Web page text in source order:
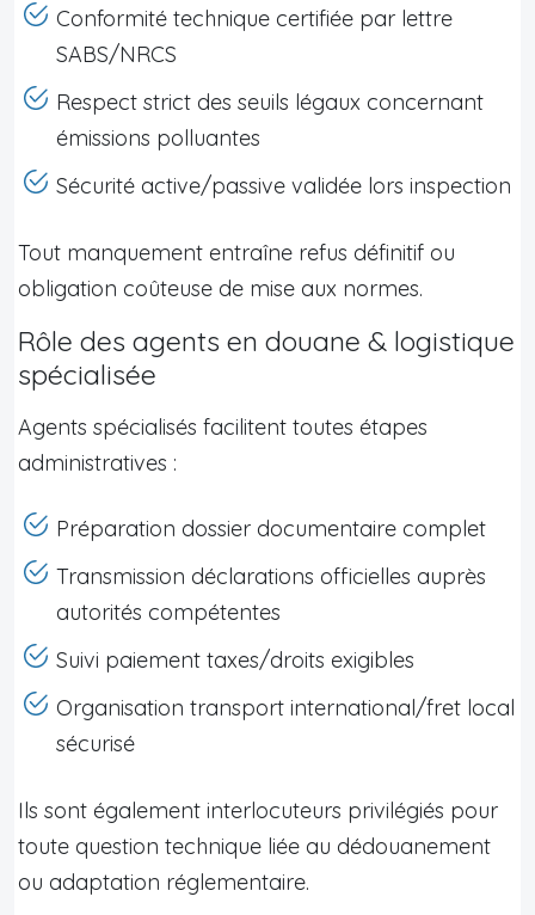
Conformité technique certifiée par lettre
SABS/NRCS
Respect strict des seuils légaux concernant
émissions polluantes
Sécurité active/passive validée lors inspection
Tout manquement entraîne refus définitif ou
obligation coûteuse de mise aux normes.
Rôle des agents en douane & logistique
spécialisée
Agents spécialisés facilitent toutes étapes
administratives :
Préparation dossier documentaire complet
Transmission déclarations officielles auprès
autorités compétentes
Suivi paiement taxes/droits exigibles
Organisation transport international/fret local
sécurisé
Ils sont également interlocuteurs privilégiés pour
toute question technique liée au dédouanement
ou adaptation réglementaire.